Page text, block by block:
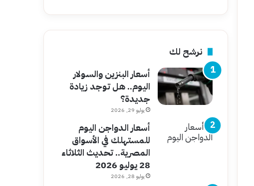
نرشح لك
أسعار البنزين والسولار
اليوم.. هل توجد زيادة
جديدة؟
يوليو 29, 2026
أسعار الدواجن اليوم
للمستهلك في الأسواق
المصرية.. تحديث الثلاثاء
28 يوليو 2026
يوليو 28, 2026